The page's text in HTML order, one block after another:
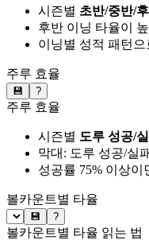
시즌별 초반/중반/
후반 이닝 타율이
이닝별 성적 패턴
주루 효율
💾 ?
주루 효율
시즌별 도루 성공/
막대: 도루 성공/실
성공률 75% 이상이
볼카운트별 타율
💾 ?
볼카운트별 타율 읽는 법